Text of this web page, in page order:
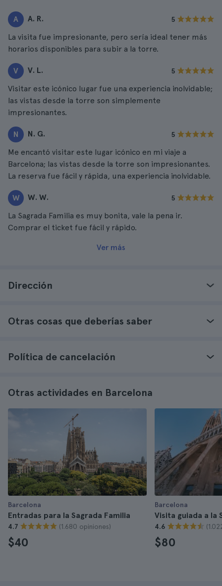
A A. R. 5
La visita fue impresionante, pero sería ideal tener más
horarios disponibles para subir a la torre.
V V. L. 5
Visitar este icónico lugar fue una experiencia inolvidable;
las vistas desde la torre son simplemente
impresionantes.
N N. G. 5
Me encantó visitar este lugar icónico en mi viaje a
Barcelona; las vistas desde la torre son impresionantes.
La reserva fue fácil y rápida, una experiencia inolvidable.
W W. W. 5
La Sagrada Familia es muy bonita, vale la pena ir.
Comprar el ticket fue fácil y rápido.
Ver más
Dirección
Otras cosas que deberías saber
Política de cancelación
Otras actividades en Barcelona
Barcelona
Entradas para la Sagrada Familia
4.7 (1.680 opiniones)
$40
Barcelona
Visita guiada a la
4.6
$80